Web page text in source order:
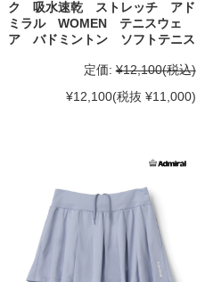
ク 吸水速乾 ストレッチ アド
ミラル WOMEN テニスウェ
ア バドミントン ソフトテニス
定価: ¥12,100(税込)
¥12,100(税抜 ¥11,000)